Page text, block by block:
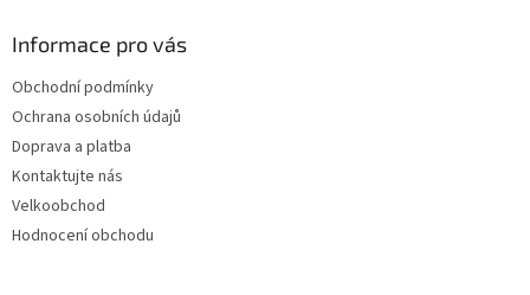
Informace pro vás
Obchodní podmínky
Ochrana osobních údajů
Doprava a platba
Kontaktujte nás
Velkoobchod
Hodnocení obchodu